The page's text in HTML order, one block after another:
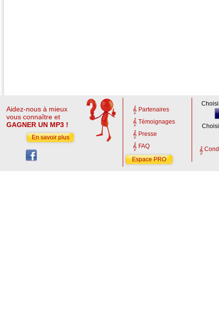
Aidez-nous à mieux
vous connaître et
GAGNER UN MP3 !
En savoir plus
Partenaires
Témoignages
Presse
FAQ
Espace PRO